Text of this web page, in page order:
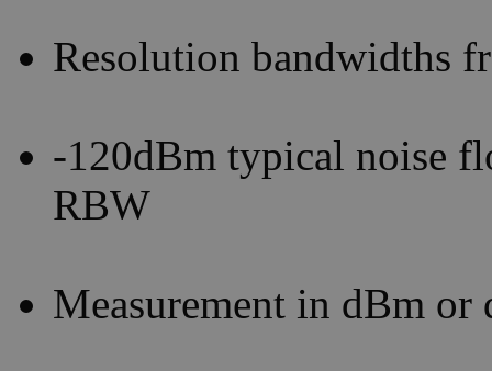
Resolution bandwidths
-120dBm typical noise
RBW
Measurement in dBm